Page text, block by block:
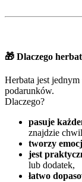
🎁 Dlaczego
Herbata jest
podarunków.
Dlaczego?
pasuje
znajdzie
tworzy
jest
lub dodatek,
łatwo